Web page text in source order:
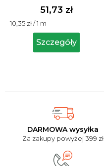
DARMOWA wysyłka
Za zakupy powyżej 399 zł
produktu
wynosi
4,9
na
gwiazdek.
51,73 zł
Cena
jednostkowa:
10,35 zł / 1 m
Szczegóły